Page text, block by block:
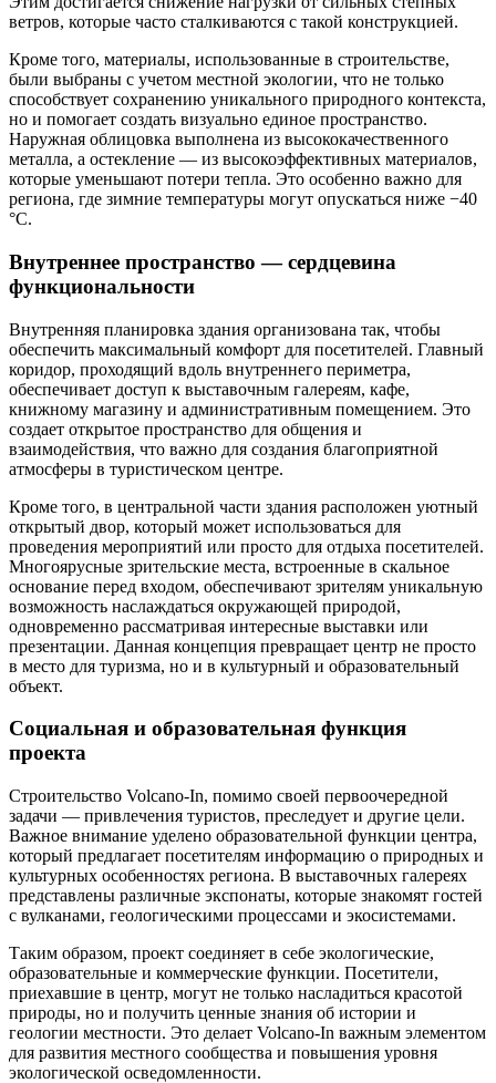
ветров, которые часто сталкиваются с такой конструкцией.
Кроме того, материалы, использованные в строительстве,
были выбраны с учетом местной экологии, что не только
способствует сохранению уникального природного контекста,
но и помогает создать визуально единое пространство.
Наружная облицовка выполнена из высококачественного
металла, а остекление — из высокоэффективных материалов,
которые уменьшают потери тепла. Это особенно важно для
региона, где зимние температуры могут опускаться ниже −40
°C.
Внутреннее пространство — сердцевина
функциональности
Внутренняя планировка здания организована так, чтобы
обеспечить максимальный комфорт для посетителей. Главный
коридор, проходящий вдоль внутреннего периметра,
обеспечивает доступ к выставочным галереям, кафе,
книжному магазину и административным помещением. Это
создает открытое пространство для общения и
взаимодействия, что важно для создания благоприятной
атмосферы в туристическом центре.
Кроме того, в центральной части здания расположен уютный
открытый двор, который может использоваться для
проведения мероприятий или просто для отдыха посетителей.
Многоярусные зрительские места, встроенные в скальное
основание перед входом, обеспечивают зрителям уникальную
возможность наслаждаться окружающей природой,
одновременно рассматривая интересные выставки или
презентации. Данная концепция превращает центр не просто
в место для туризма, но и в культурный и образовательный
объект.
Социальная и образовательная функция
проекта
Строительство Volcano-In, помимо своей первоочередной
задачи — привлечения туристов, преследует и другие цели.
Важное внимание уделено образовательной функции центра,
который предлагает посетителям информацию о природных и
культурных особенностях региона. В выставочных галереях
представлены различные экспонаты, которые знакомят гостей
с вулканами, геологическими процессами и экосистемами.
Таким образом, проект соединяет в себе экологические,
образовательные и коммерческие функции. Посетители,
приехавшие в центр, могут не только насладиться красотой
природы, но и получить ценные знания об истории и
геологии местности. Это делает Volcano-In важным элементом
для развития местного сообщества и повышения уровня
экологической осведомленности.